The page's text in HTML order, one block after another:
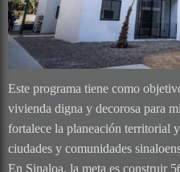
Este programa tiene como
vivienda digna y decorosa para
fortalece la planeación territorial
ciudades y comunidades
En Sinaloa, la meta es construir